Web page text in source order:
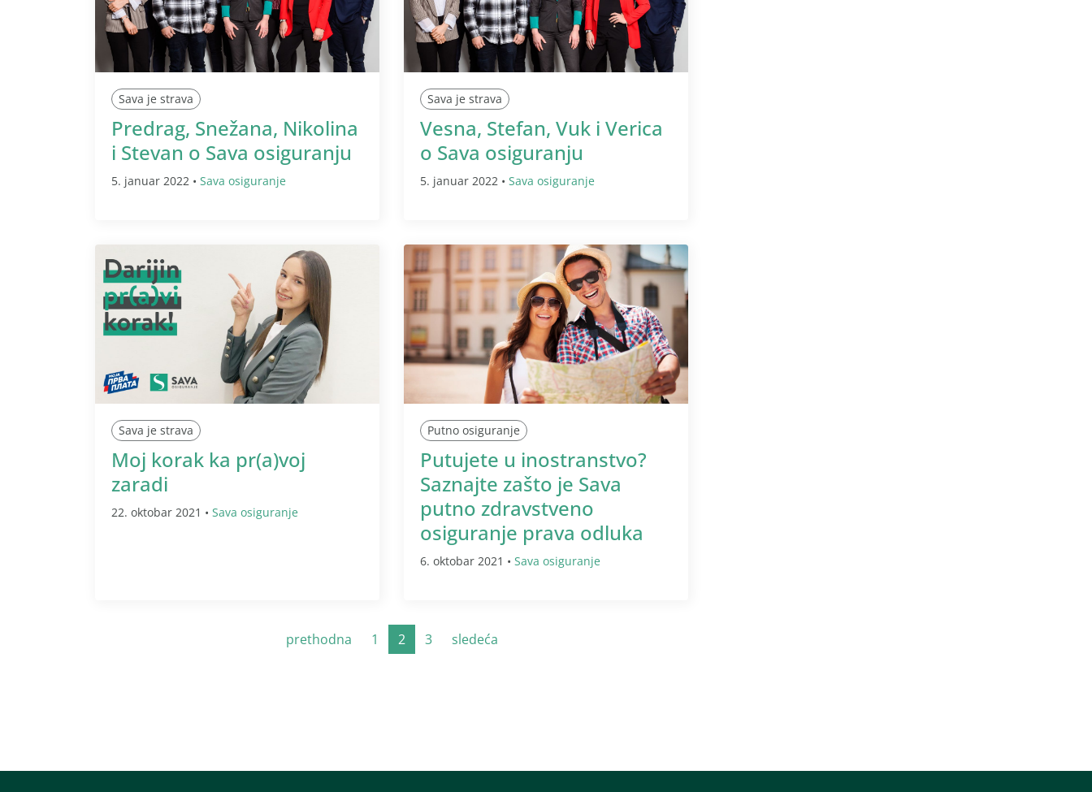
Sava je strava
Predrag, Snežana, Nikolina
i Stevan o Sava osiguranju
5. januar 2022 • Sava osiguranje
Sava je strava
Vesna, Stefan, Vuk i Verica
o Sava osiguranju
5. januar 2022 • Sava osiguranje
Sava je strava
Moj korak ka pr(a)voj
zaradi
22. oktobar 2021 • Sava osiguranje
Putno osiguranje
Putujete u inostranstvo?
Saznajte zašto je Sava
putno zdravstveno
osiguranje prava odluka
6. oktobar 2021 • Sava osiguranje
prethodna 1 2 3 sledeća